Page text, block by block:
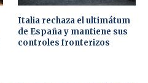
Italia rechaza el ultimátum
de España y mantiene sus
controles fronterizos